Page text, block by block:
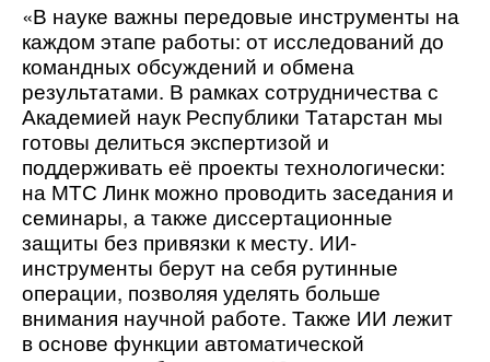
«В науке важны передовые инструменты на
каждом этапе работы: от исследований до
командных обсуждений и обмена
результатами. В рамках сотрудничества с
Академией наук Республики Татарстан мы
готовы делиться экспертизой и
поддерживать её проекты технологически:
на МТС Линк можно проводить заседания и
семинары, а также диссертационные
защиты без привязки к месту. ИИ-
инструменты берут на себя рутинные
операции, позволяя уделять больше
внимания научной работе. Также ИИ лежит
в основе функции автоматической